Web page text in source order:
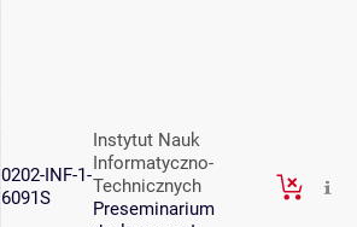
0202-INF-1-
6091S
Instytut Nauk
Informatyczno-
Technicznych
Preseminarium